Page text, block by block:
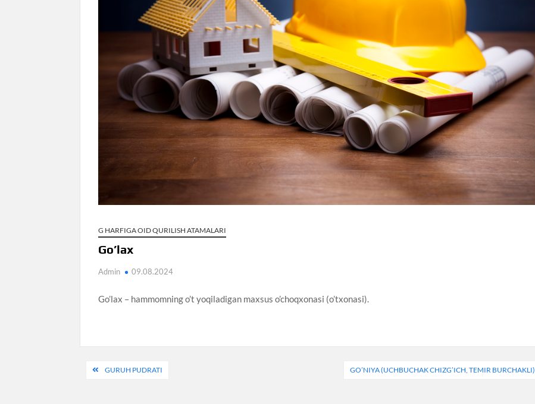
G HARFIGA OID QURILISH ATAMALARI
Go’lax
Admin 09.08.2024
Go’lax – hammomning o’t yoqiladigan maxsus o’choqxonasi (o’txonasi).
Навигация
GURUH PUDRATI GO’NIYA (UCHBUCHAK CHIZG’ICH, TEMIR BURCHAKLI)